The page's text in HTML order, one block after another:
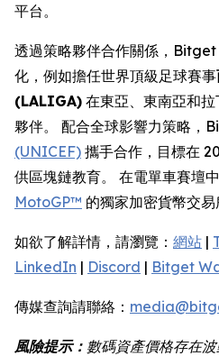
平台。
透過策略夥伴合作關係，Bitget
化，例如擔任世界頂級足球賽事
(LALIGA) 在東亞、東南亞和
夥伴。 配合全球影響力策略，
(UNICEF) 攜手合作，目標在
供區塊鏈教育。 在電單車賽壇
MotoGP™ 的獨家加密貨幣交易
如欲了解詳情，請瀏覽： 網站 |
LinkedIn | Discord | Bitget
傳媒查詢請聯絡：
風險提示： 數碼資產價格存在